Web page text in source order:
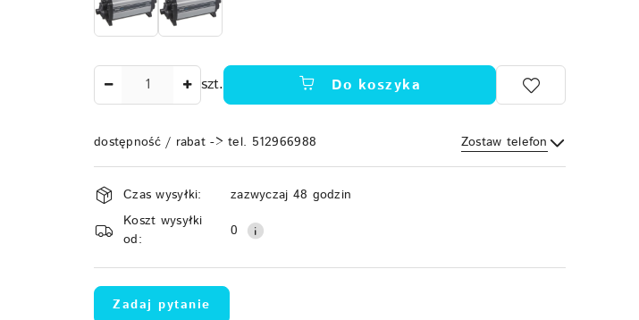
szt. Do koszyka
dostępność / rabat -> tel. 512966988 Zostaw telefon
Wyślij
Dostępność
i
dostawa
Czas wysyłki:
zazwyczaj 48 godzin
Koszt wysyłki
od:
0
Zadaj pytanie